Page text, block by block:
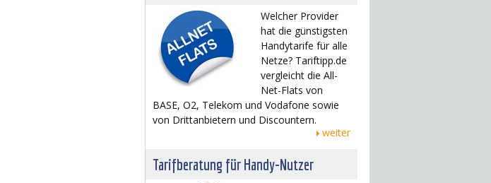
Welcher Provider
hat die günstigsten
Handytarife für alle
Netze? Tariftipp.de
vergleicht die All-
Net-Flats von
BASE, O2, Telekom und Vodafone sowie
von Drittanbietern und Discountern.
weiter
Tarifberatung für Handy-Nutzer